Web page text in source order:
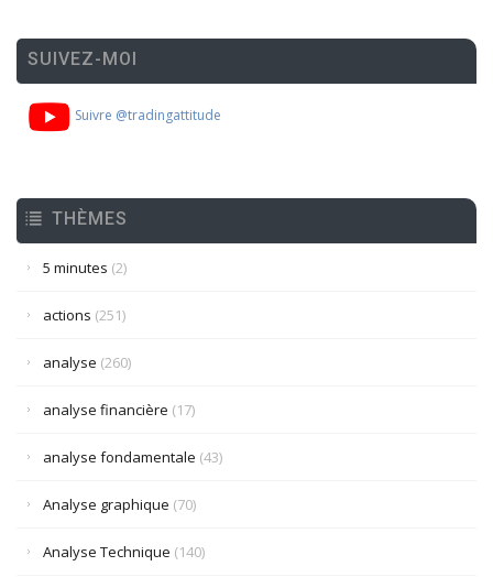
SUIVEZ-MOI
Suivre @tradingattitude
THÈMES
5 minutes (2)
actions (251)
analyse (260)
analyse financière (17)
analyse fondamentale (43)
Analyse graphique (70)
Analyse Technique (140)